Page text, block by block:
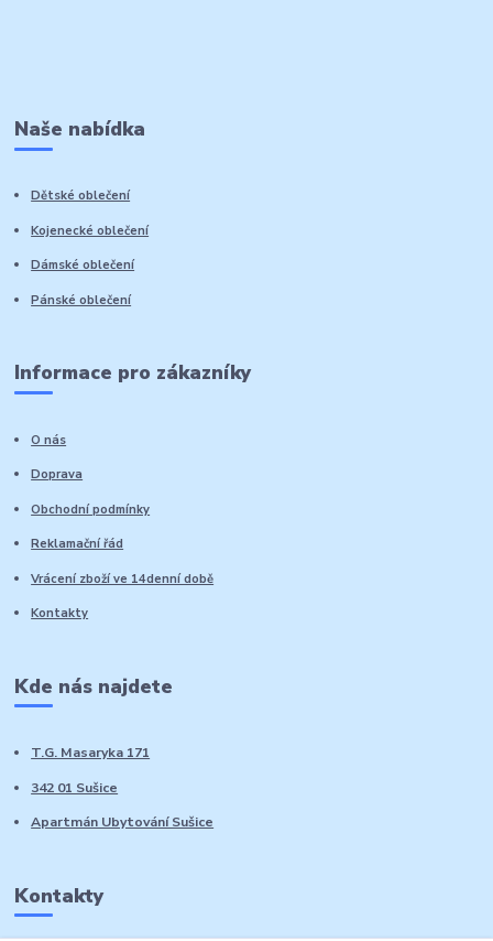
Naše nabídka
Dětské oblečení
Kojenecké oblečení
Dámské oblečení
Pánské oblečení
Informace pro zákazníky
O nás
Doprava
Obchodní podmínky
Reklamační řád
Vrácení zboží ve 14denní době
Kontakty
Kde nás najdete
T.G. Masaryka 171
342 01 Sušice
Apartmán Ubytování Sušice
Kontakty